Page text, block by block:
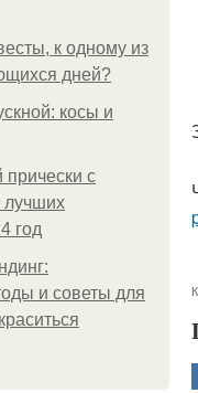
к одному из
дней?
косы и
с
лучших
год
и советы для